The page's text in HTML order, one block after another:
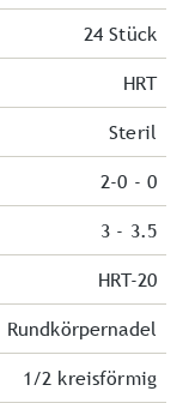
24 Stück
HRT
Steril
2-0 - 0
3 - 3.5
HRT-20
Rundkörpernadel
1/2 kreisförmig